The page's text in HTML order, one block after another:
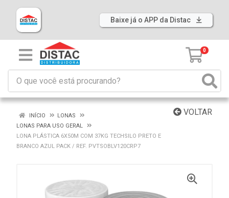
Baixe já o APP da Distac
0
VOLTAR
INÍCIO
LONAS
LONAS PARA USO GERAL
LONA PLÁSTICA 6X50M COM 37KG TECHSILO PRETO E
BRANCO AZUL PACK / REF. PVTSOBLV120CRP7